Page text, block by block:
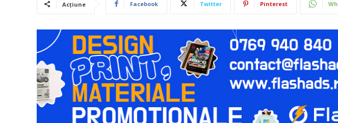
Acțiune Facebook Twitter Pinterest